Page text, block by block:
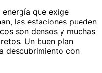
que exige
las estaciones pueden
son densos y muchas
Un buen plan
descubrimiento con